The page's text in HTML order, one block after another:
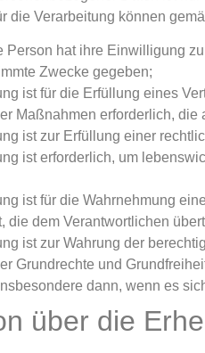
die Verarbeitung können
Person hat ihre Einwilligung
Zwecke gegeben;
ist für die Erfüllung eines
Maßnahmen erforderlich, die
ist zur Erfüllung einer
ist erforderlich, um
ist für die Wahrnehmung
die dem Verantwortlichen
ist zur Wahrung der
Grundrechte und
dann, wenn es
über die